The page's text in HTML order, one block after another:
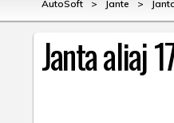
AutoSoft > Jante >
Janta aliaj